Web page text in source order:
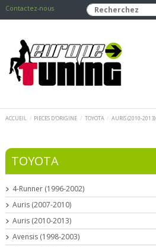
Contactez-nous
ACCUEIL PIECES D'ORIGINE TOYOTA AURIS (2010-2013)
TOYOTA
4-Runner (1996-2002)
Auris (2007-2010)
Auris (2010-2013)
Avensis (1998-2003)